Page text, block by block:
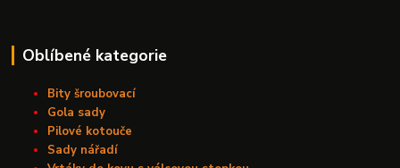
Oblíbené kategorie
Bity šroubovací
Gola sady
Pilové kotouče
Sady nářadí